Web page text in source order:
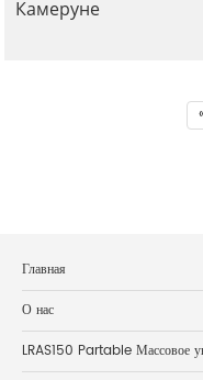
Камеруне
Главная
О нас
LRAS150 Partable Массовое